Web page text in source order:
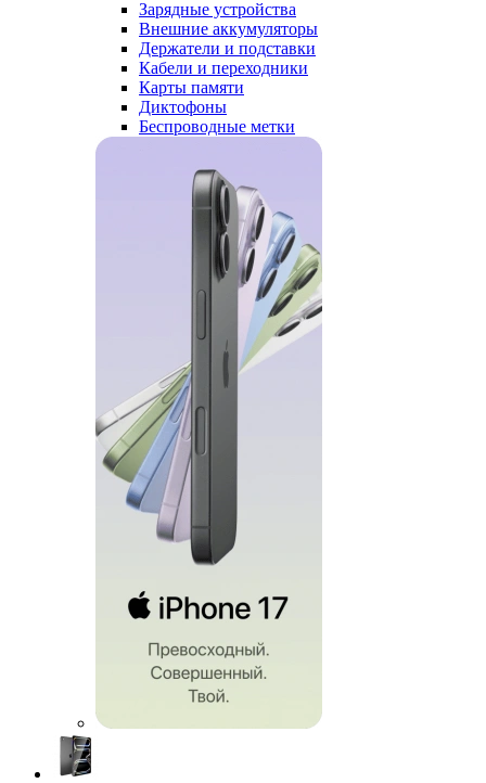
Зарядные устройства
Внешние аккумуляторы
Держатели и подставки
Кабели и переходники
Карты памяти
Диктофоны
Беспроводные метки